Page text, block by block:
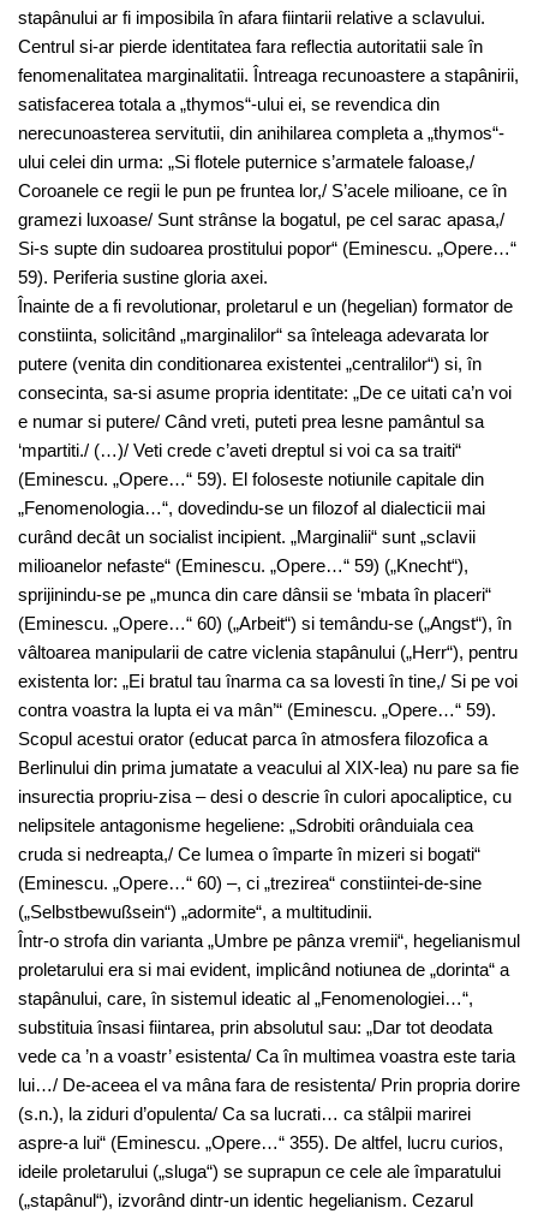
stapânului ar fi imposibila în afara fiintarii relative a sclavului.
Centrul si-ar pierde identitatea fara reflectia autoritatii sale în
fenomenalitatea marginalitatii. Întreaga recunoastere a stapânirii,
satisfacerea totala a „thymos“-ului ei, se revendica din
nerecunoasterea servitutii, din anihilarea completa a „thymos“-
ului celei din urma: „Si flotele puternice s’armatele faloase,/
Coroanele ce regii le pun pe fruntea lor,/ S’acele milioane, ce în
gramezi luxoase/ Sunt strânse la bogatul, pe cel sarac apasa,/
Si-s supte din sudoarea prostitului popor“ (Eminescu. „Opere…“
59). Periferia sustine gloria axei.
Înainte de a fi revolutionar, proletarul e un (hegelian) formator de
constiinta, solicitând „marginalilor“ sa înteleaga adevarata lor
putere (venita din conditionarea existentei „centralilor“) si, în
consecinta, sa-si asume propria identitate: „De ce uitati ca’n voi
e numar si putere/ Când vreti, puteti prea lesne pamântul sa
‘mpartiti./ (…)/ Veti crede c’aveti dreptul si voi ca sa traiti“
(Eminescu. „Opere…“ 59). El foloseste notiunile capitale din
„Fenomenologia…“, dovedindu-se un filozof al dialecticii mai
curând decât un socialist incipient. „Marginalii“ sunt „sclavii
milioanelor nefaste“ (Eminescu. „Opere…“ 59) („Knecht“),
sprijinindu-se pe „munca din care dânsii se ‘mbata în placeri“
(Eminescu. „Opere…“ 60) („Arbeit“) si temându-se („Angst“), în
vâltoarea manipularii de catre viclenia stapânului („Herr“), pentru
existenta lor: „Ei bratul tau înarma ca sa lovesti în tine,/ Si pe voi
contra voastra la lupta ei va mân’“ (Eminescu. „Opere…“ 59).
Scopul acestui orator (educat parca în atmosfera filozofica a
Berlinului din prima jumatate a veacului al XIX-lea) nu pare sa fie
insurectia propriu-zisa – desi o descrie în culori apocaliptice, cu
nelipsitele antagonisme hegeliene: „Sdrobiti orânduiala cea
cruda si nedreapta,/ Ce lumea o împarte în mizeri si bogati“
(Eminescu. „Opere…“ 60) –, ci „trezirea“ constiintei-de-sine
(„Selbstbewußsein“) „adormite“, a multitudinii.
Într-o strofa din varianta „Umbre pe pânza vremii“, hegelianismul
proletarului era si mai evident, implicând notiunea de „dorinta“ a
stapânului, care, în sistemul ideatic al „Fenomenologiei…“,
substituia însasi fiintarea, prin absolutul sau: „Dar tot deodata
vede ca ’n a voastr’ esistenta/ Ca în multimea voastra este taria
lui…/ De-aceea el va mâna fara de resistenta/ Prin propria dorire
(s.n.), la ziduri d’opulenta/ Ca sa lucrati… ca stâlpii marirei
aspre-a lui“ (Eminescu. „Opere…“ 355). De altfel, lucru curios,
ideile proletarului („sluga“) se suprapun ce cele ale împaratului
(„stapânul“), izvorând dintr-un identic hegelianism. Cezarul